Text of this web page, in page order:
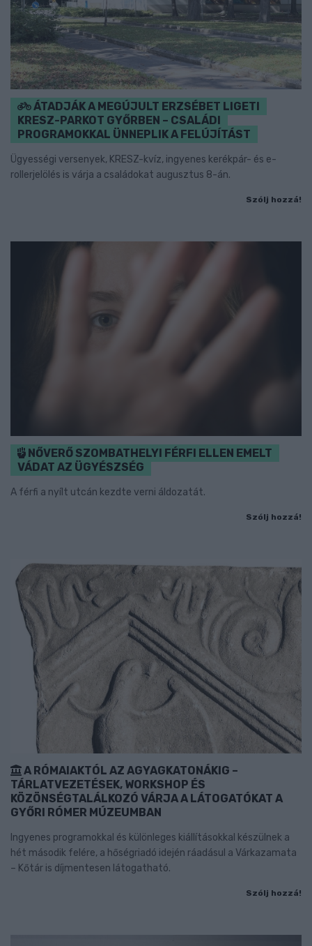
ÁTADJÁK A MEGÚJULT ERZSÉBET LIGETI
KRESZ-PARKOT GYŐRBEN – CSALÁDI
PROGRAMOKKAL ÜNNEPLIK A FELÚJÍTÁST
Ügyességi versenyek, KRESZ-kvíz, ingyenes kerékpár- és e-
rollerjelölés is várja a családokat augusztus 8-án.
Szólj hozzá!
NŐVERŐ SZOMBATHELYI FÉRFI ELLEN EMELT
VÁDAT AZ ÜGYÉSZSÉG
A férfi a nyílt utcán kezdte verni áldozatát.
Szólj hozzá!
A RÓMAIAKTÓL AZ AGYAGKATONÁKIG –
TÁRLATVEZETÉSEK, WORKSHOP ÉS
KÖZÖNSÉGTALÁLKOZÓ VÁRJA A LÁTOGATÓKAT A
GYŐRI RÓMER MÚZEUMBAN
Ingyenes programokkal és különleges kiállításokkal készülnek a
hét második felére, a hőségriadó idején ráadásul a Várkazamata
– Kőtár is díjmentesen látogatható.
Szólj hozzá!